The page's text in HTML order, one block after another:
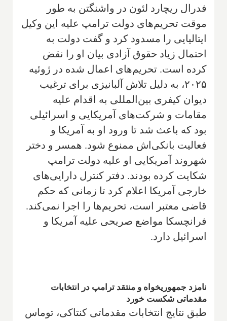
فدرال ریچارد لئون در واشنگتن به طور
موقت تحریم‌های دولت ترامپ علیه این وکیل
ایتالیایی را مسدود کرد و گفت دولت به
احتمال زیاد حقوق آزادی بیان او را نقض
کرده است. تحریم‌های اعمال شده در ژوئیه
۲۰۲۵، به دلیل تلاش آلبانیزی برای ترغیب
دیوان کیفری بین‌المللی به اقدام علیه
مقامات و شرکت‌های آمریکایی و اسرائیلی
بود که باعث شد تا ورود او به آمریکا و
فعالیت بانکی‌اش ممنوع شود. همسر و دختر
شهروند آمریکایی او علیه دولت ترامپ
شکایت کرده بودند. دفتر کنترل دارایی‌های
خارجی آمریکا اعلام کرد تا زمانی که حکم
قاضی معتبر است، تحریم‌ها را اجرا نمی‌کند.
فرانچسکا مواضع صریحی علیه آمریکا و
اسرائیل دارد.
نامزد جمهوریخواه و منتقد ترامپ در انتخابات
مقدماتی شکست خورد
طبق نتایج انتخابات مقدماتی کنتاکی، توماس